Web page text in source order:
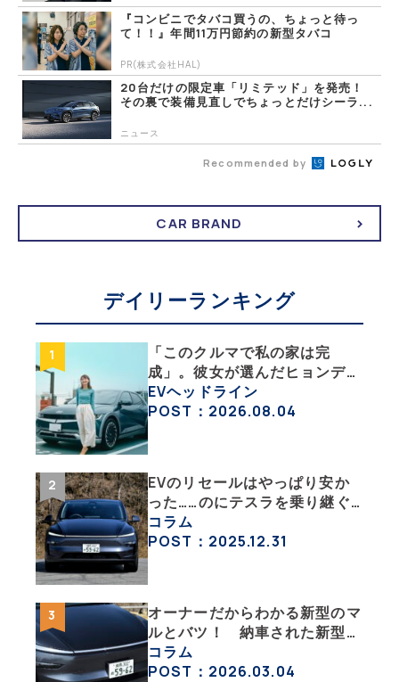
『コンビニでタバコ買うの、ちょっと待っ
て！！』年間11万円節約の新型タバコ
PR(株式会社HAL)
20台だけの限定車「リミテッド」を発売！
その裏で装備見直しでちょっとだけシーラ...
ニュース
Recommended by
CAR BRAND
デイリーランキング
「このクルマで私の家は完
成」。彼女が選んだヒョンデ
「IONIQ 5」の「エネルギーハ
ック」な生活【ななみんEVレ
EVヘッドライン
POST：2026.08.04
EVのリセールはやっぱり安か
った……のにテスラを乗り継ぐ
ってどういうこと？ 【テスラ
沼にはまった大学教授のEV生
コラム
POST：2025.12.31
オーナーだからわかる新型のマ
ルとバツ！ 納車された新型を
旧型モデルＹと細部まで比べて
みた【テスラ沼にはまった大学
コラム
POST：2026.03.04